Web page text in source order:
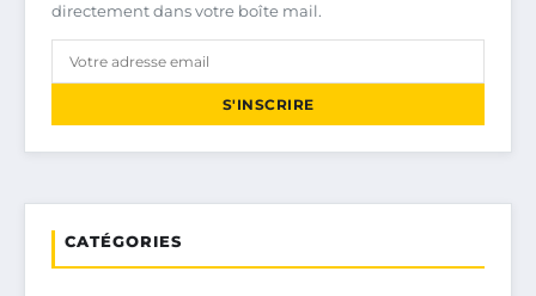
directement dans votre boîte mail.
S'INSCRIRE
CATÉGORIES